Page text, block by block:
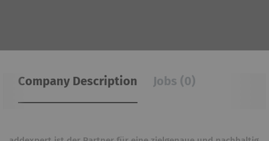
Company Description Jobs (0)